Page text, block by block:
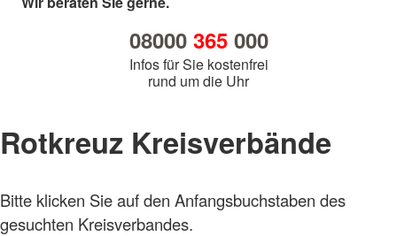
08000 365000
Infos für Sie kostenfrei
rund um die Uhr
Rotkreuz Kreisverbände
Bitte klicken Sie auf den Anfangsbuchstaben des
gesuchten Kreisverbandes.